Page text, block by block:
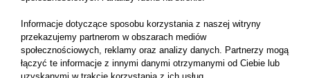
Fendt 722 Vario S4
Fendt 716 Vario S4
Fendt 714 Vario S4
Fendt 718 Vario S4
Informacje dotyczące sposobu korzystania z naszej witryny
przekazujemy partnerom w obszarach mediów
społecznościowych, reklamy oraz analizy danych. Partnerzy mogą
łączyć te informacje z innymi danymi otrzymanymi od Ciebie lub